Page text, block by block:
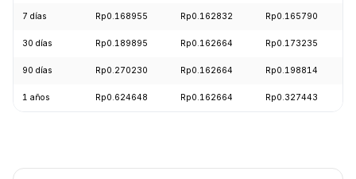
7 días Rp0.168955 Rp0.162832 Rp0.165790
30 días Rp0.189895 Rp0.162664 Rp0.173235
90 días Rp0.270230 Rp0.162664 Rp0.198814
1 años Rp0.624648 Rp0.162664 Rp0.327443